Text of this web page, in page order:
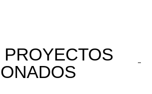
PROYECTOS